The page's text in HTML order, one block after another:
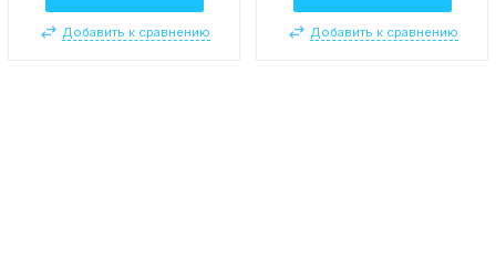
Добавить к сравнению Добавить к сравнению